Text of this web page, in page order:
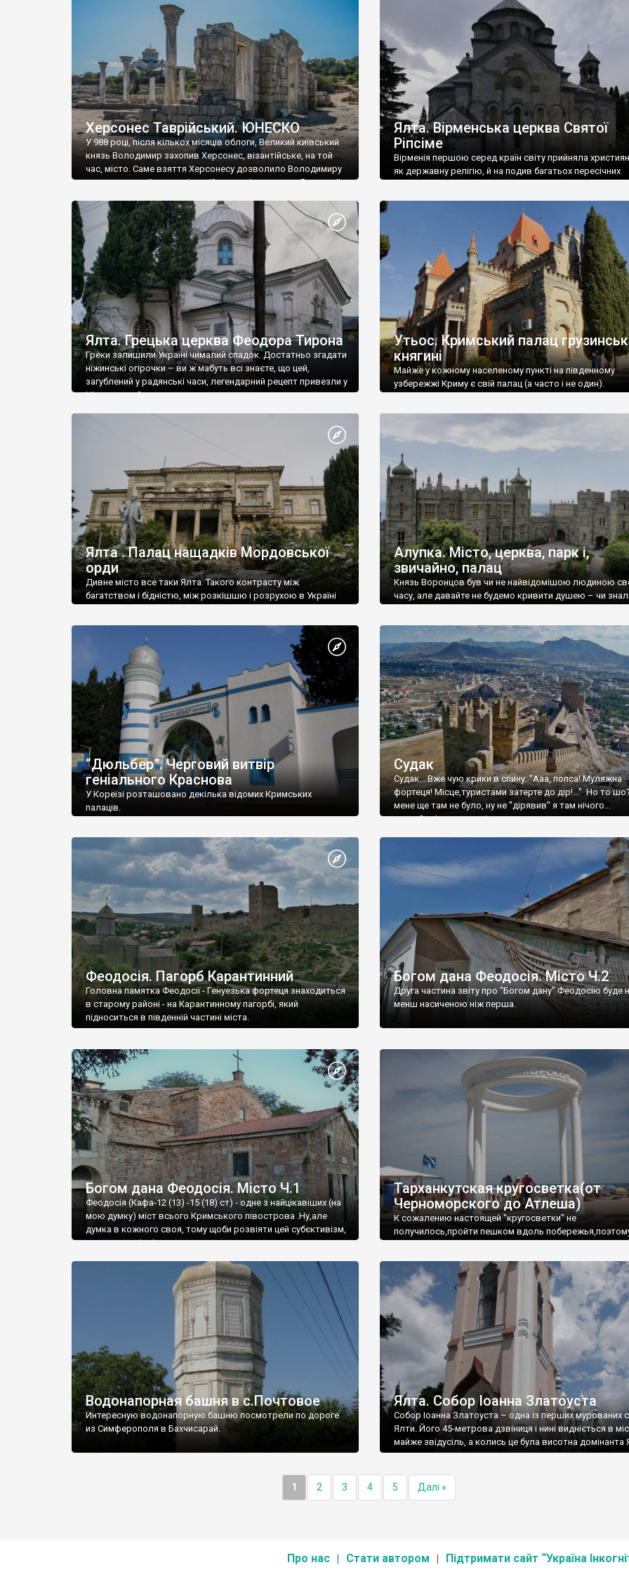
візантійської доби. Раритети викрадені з фондів об’єкту
культурної спадщини ЮНЕСКО «Херсонеса Таврійського».
Офіційно – на виставку «Золото Візантії», але експерти та
влада в Україні вважають це лише […]
називаються «повстяками» (postaki)…” “Вино. Крим
виробляє відмінне вино і його вдосталь: воно все
легке біле і дуже […]
Херсонес Таврійський. ЮНЕСКО
У 988 році, після кількох місяців облоги, Великий київський
князь Володимир захопив Херсонес, візантійське, на той
час, місто. Саме взяття Херсонесу дозволило Володимиру
диктувати свої умови візантійському імператору Василю ІІ,
Херсонесі Володимир-язичник, став Василем-
християнином. А потім було Хрещення Русі. На честь
Херсонесу Таврійського названо місто […]
Ялта. Вірменська церква Святої
Ріпсіме
Вірменія першою серед країн світу прийняла
як державну релігію, й на подив багатьох пересічних
Ялта. Грецька церква Феодора Тирона
Греки залишили Україні чималий спадок. Достатньо згадати
ніжинські огірочки – ви ж мабуть всі знаєте, що цей,
загублений у радянські часи, легендарний рецепт привезли у
Ніжин греки?
Утьос. Кримський палац
княгині
Майже у кожному населеному пункті на південному
узбережжі Криму є свій палац (а часто і не один).
Ялта . Палац нащадків Мордовської
орди
Дивне місто все таки Ялта. Такого контрасту між
багатством і бідністю, між розкішшю і розрухою в Україні
Алупка. Місто, церква, парк і,
звичайно, палац
Князь Воронцов був чи не найвідомішою людиною
часу, але давайте не будемо кривити душею – чи
“Дюльбер”. Черговий витвір
геніального Краснова
У Кореїзі розташовано декілька відомих Кримських
палаців.
Судак
Судак... Вже чую крики в спину: "Ааа, попса! Муляжна
фортеця! Місце,туристами затерте до дір!..." Но то
мене ще там не було, ну не "дірявив" я там нічого...
принаймні до цього літа.
Феодосія. Пагорб Карантинний
Головна памятка Феодосії - Генуезька фортеця знаходиться
в старому районі - на Карантинному пагорбі, який
підноситься в південній частині міста.
Богом дана Феодосія. Місто Ч.2
Друга частина звіту про "Богом дану" Феодосію буде
менш насиченою ніж перша.
Богом дана Феодосія. Місто Ч.1
Феодосія (Кафа-12 (13) -15 (18) ст) - одне з найцікавіших (на
мою думку) міст всього Кримського півострова .Ну,але
думка в кожного своя, тому щоби розвіяти цей субєктивізм,
запрошую відвідати це
Тарханкутская кругосветка(от
Черноморского до Атлеша)
К сожалению настоящей "кругосветки" не
получилось,пройти пешком вдоль
Водонапорная башня в с.Почтовое
Интересную водонапорную башню посмотрели по дороге
из Симферополя в Бахчисарай.
Ялта. Собор Іоанна Златоуста
Собор Іоанна Златоуста – одна із перших мурованих
Ялти. Його 45-метрова дзвіниця і нині видніється в
майже звідусіль, а колись це була висотна домінанта
1 2 3 4 5 Далі »
Про нас Стати автором Підтримати сайт “Україна